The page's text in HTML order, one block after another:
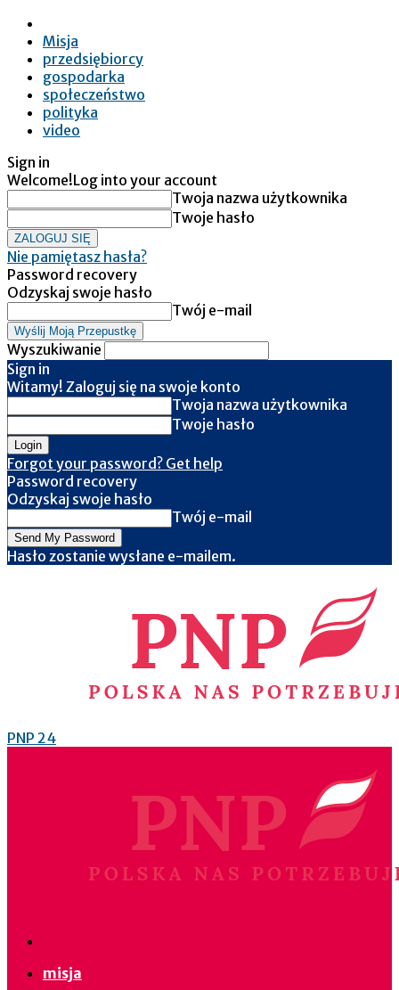
Misja
przedsiębiorcy
gospodarka
społeczeństwo
polityka
video
Sign in
Welcome!Log into your account
Twoja nazwa użytkownika
Twoje hasło
Nie pamiętasz hasła?
Password recovery
Odzyskaj swoje hasło
Twój e-mail
Wyszukiwanie
Sign in
Witamy! Zaloguj się na swoje konto
Twoja nazwa użytkownika
Twoje hasło
Forgot your password? Get help
Password recovery
Odzyskaj swoje hasło
Twój e-mail
Hasło zostanie wysłane e-mailem.
PNP 24
misja